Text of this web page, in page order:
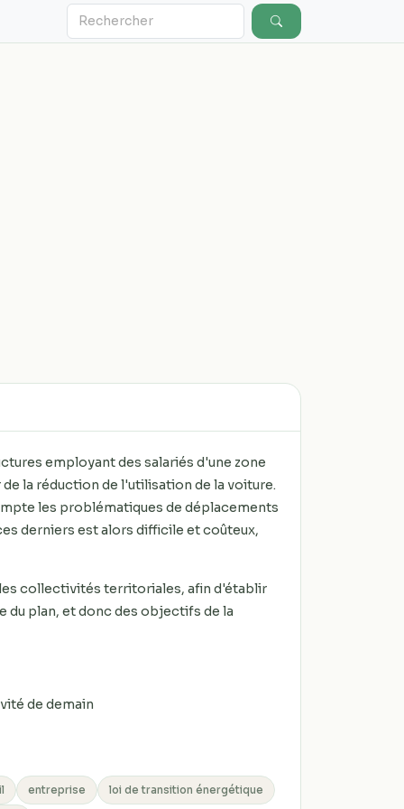
employant des salariés d'une zone
la réduction de l'utilisation de la voiture.
les problématiques de déplacements
derniers est alors difficile et coûteux,
collectivités territoriales, afin d'établir
du plan, et donc des objectifs de la
de demain
entreprise loi de transition énergétique